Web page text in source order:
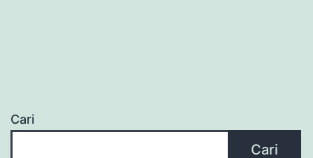
Cari
Cari